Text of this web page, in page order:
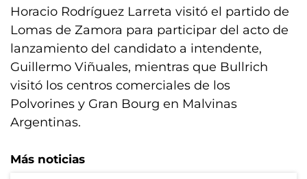
Horacio Rodríguez Larreta visitó el partido de
Lomas de Zamora para participar del acto de
lanzamiento del candidato a intendente,
Guillermo Viñuales, mientras que Bullrich
visitó los centros comerciales de los
Polvorines y Gran Bourg en Malvinas
Argentinas.
Más noticias